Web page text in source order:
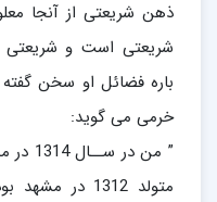
ذهن شریعتی از آنجا
شریعتی است و
باره فضائل او سخن
خرمی می گوید:
” من
متولد 1312